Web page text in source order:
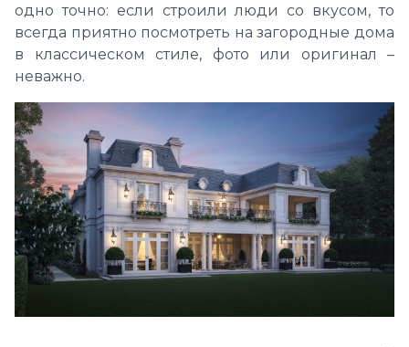
одно точно: если строили люди со вкусом, то
всегда приятно посмотреть на загородные дома
в классическом стиле, фото или оригинал –
неважно.